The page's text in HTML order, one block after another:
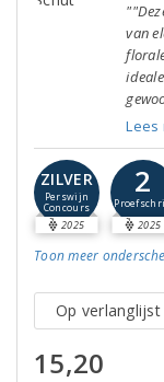
van
Lees
ZILVER
Perswijn
Concours
2025
2
2025
Toon meer
Op verlanglijst
15,20